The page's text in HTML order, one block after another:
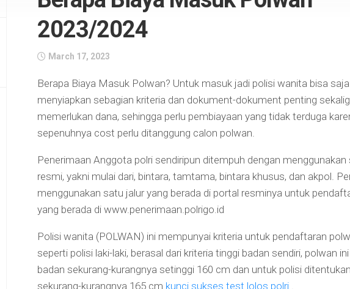
2023/2024
March 17, 2023
Berapa Biaya Masuk Polwan? Untuk masuk jadi polisi wanita bisa
menyiapkan sebagian kriteria dan dokument-dokument penting
memerlukan dana, sehingga perlu pembiayaan yang tidak terduga
sepenuhnya cost perlu ditanggung calon polwan.
Penerimaan Anggota polri sendiripun ditempuh dengan menggunakan
resmi, yakni mulai dari, bintara, tamtama, bintara khusus, dan akpol.
menggunakan satu jalur yang berada di portal resminya untuk
yang berada di www.penerimaan.polrigo.id
Polisi wanita (POLWAN) ini mempunyai kriteria untuk pendaftaran
seperti polisi laki-laki, berasal dari kriteria tinggi badan sendiri, polwan
badan sekurang-kurangnya setinggi 160 cm dan untuk polisi
sekurang-kurangnya 165 cm kunci sukses test lolos polri .